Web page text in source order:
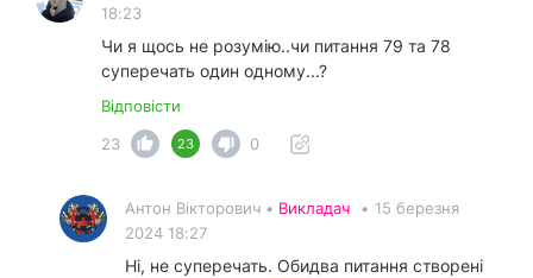
18:23
Чи я щось не розумію..чи питання 79 та 78
суперечать один одному...?
Відповісти
23
23 0
Антон Вікторович • Викладач • 15 березня
2024 18:27
Ні, не суперечать. Обидва питання створені